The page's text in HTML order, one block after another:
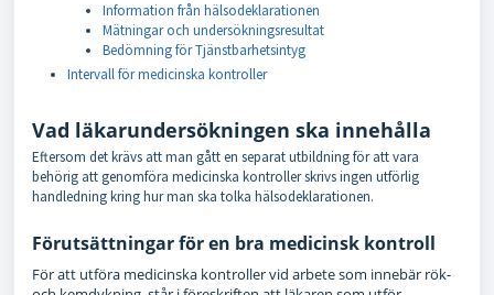
Information från hälsodeklarationen
Mätningar och undersökningsresultat
Bedömning för Tjänstbarhetsintyg
Intervall för medicinska kontroller
Vad läkarundersökningen ska innehålla
Eftersom det krävs att man gått en separat utbildning för att vara
behörig att genomföra medicinska kontroller skrivs ingen utförlig
handledning kring hur man ska tolka hälsodeklarationen.
Förutsättningar för en bra medicinsk kontroll
För att utföra medicinska kontroller vid arbete som innebär rök-